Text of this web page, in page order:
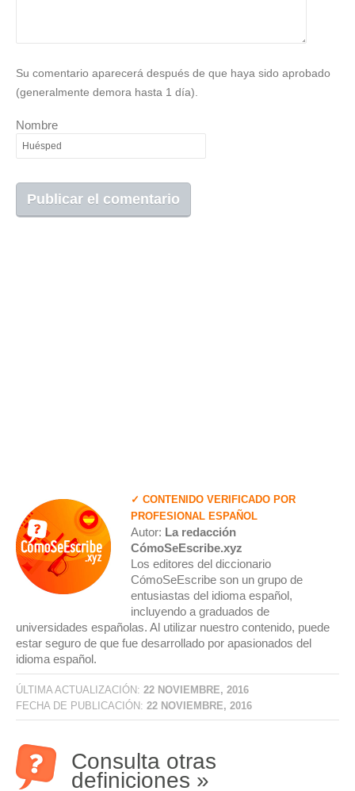
Su comentario aparecerá después de que haya sido aprobado
(generalmente demora hasta 1 día).
Nombre
✓ CONTENIDO VERIFICADO POR
PROFESIONAL ESPAÑOL
Autor: La redacción
CómoSeEscribe.xyz
Los editores del diccionario
CómoSeEscribe son un grupo de
entusiastas del idioma español,
incluyendo a graduados de
universidades españolas. Al utilizar nuestro contenido, puede
estar seguro de que fue desarrollado por apasionados del
idioma español.
ÚLTIMA ACTUALIZACIÓN: 22 NOVIEMBRE, 2016
FECHA DE PUBLICACIÓN: 22 NOVIEMBRE, 2016
Consulta otras
definiciones »